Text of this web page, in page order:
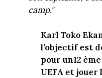
camp."
Karl Toko
l’objectif est
pour un12
UEFA et jouer